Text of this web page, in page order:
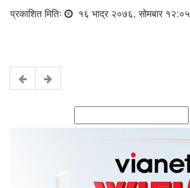
प्रकाशित मितिः १६ भाद्र २०७६, सोमबार १२:०५
for: